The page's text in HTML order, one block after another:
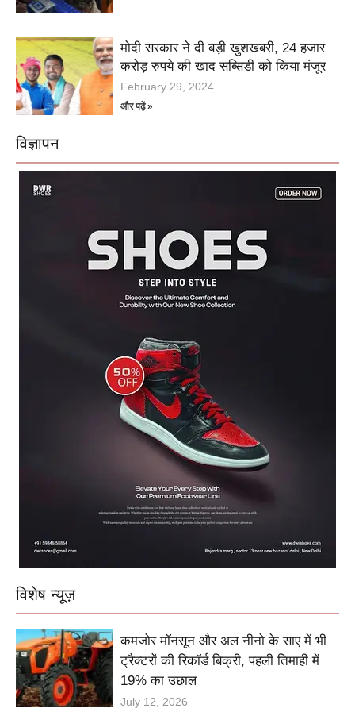
मोदी सरकार ने दी बड़ी खुशखबरी, 24 हजार
करोड़ रुपये की खाद सब्सिडी को किया मंजूर
February 29, 2024
और पढ़ें »
विज्ञापन
विशेष न्यूज़
कमजोर मॉनसून और अल नीनो के साए में भी
ट्रैक्टरों की रिकॉर्ड बिक्री, पहली तिमाही में
19% का उछाल
July 12, 2026